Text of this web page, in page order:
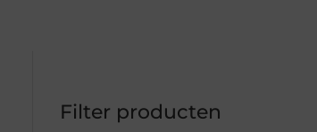
Filter producten